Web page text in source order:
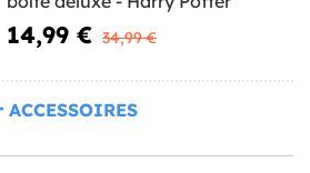
14,99 € 34,99 €
ACCESSOIRES